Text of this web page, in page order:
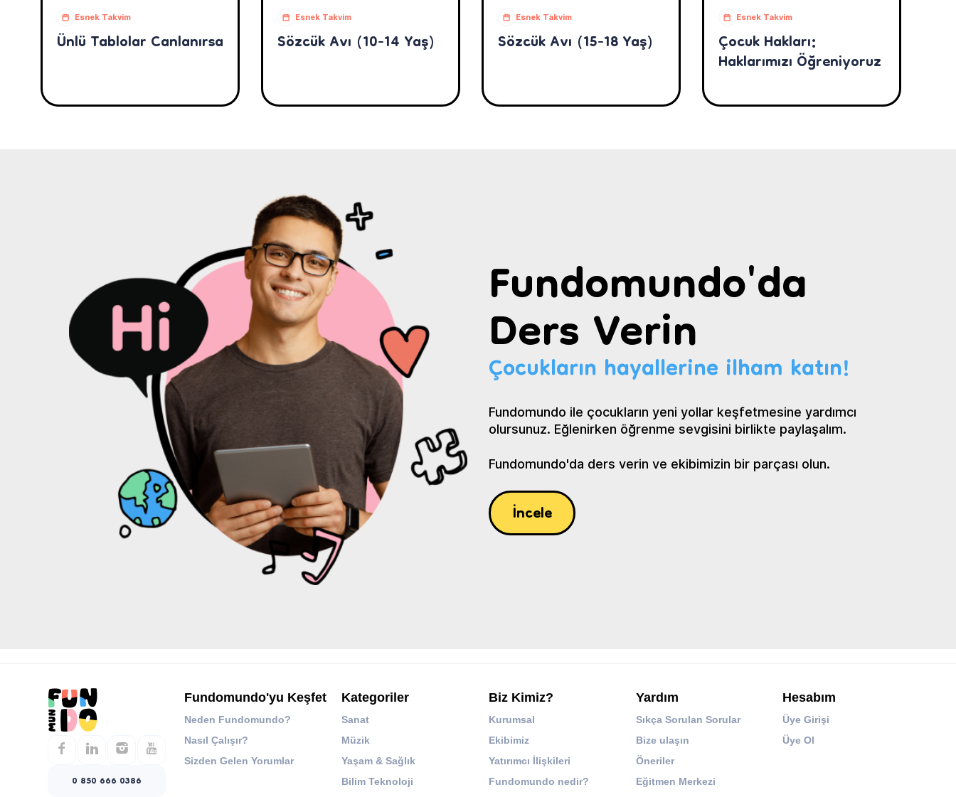
Esnek Takvim
Ünlü Tablolar Canlanırsa
Esnek Takvim
Sözcük Avı (10-14 Yaş)
Esnek Takvim
Sözcük Avı (15-18 Yaş)
Esnek Takvim
Çocuk Hakları:
Haklarımızı Öğreniyoruz
Fundomundo'da
Ders Verin
Çocukların hayallerine ilham katın!
Fundomundo ile çocukların yeni yollar keşfetmesine yardımcı
olursunuz. Eğlenirken öğrenme sevgisini birlikte paylaşalım.
Fundomundo'da ders verin ve ekibimizin bir parçası olun.
İncele
0 850 666 0386
Fundomundo'yu Keşfet
Neden Fundomundo?
Nasıl Çalışır?
Sizden Gelen Yorumlar
Kategoriler
Sanat
Müzik
Yaşam & Sağlık
Bilim Teknoloji
Biz Kimiz?
Kurumsal
Ekibimiz
Yatırımcı İlişkileri
Fundomundo nedir?
Yardım
Sıkça Sorulan Sorular
Bize ulaşın
Öneriler
Eğitmen Merkezi
Hesabım
Üye Girişi
Üye Ol